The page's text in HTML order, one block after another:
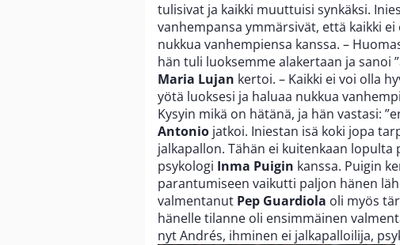
tulisivat ja kaikki muuttuisi synkäksi.
vanhempansa ymmärsivät, että kaikki
nukkua vanhempiensa kanssa. –
hän tuli luoksemme alakertaan ja sanoi
Maria Lujan kertoi. – Kaikki ei voi olla
yötä luoksesi ja haluaa nukkua
Kysyin mikä on hätänä, ja hän vastasi:
Antonio jatkoi. Iniestan isä koki jopa
jalkapallon. Tähän ei kuitenkaan
psykologi Inma Puigin kanssa. Puigin
parantumiseen vaikutti paljon hänen
valmentanut Pep Guardiola oli myös
hänelle tilanne oli ensimmäinen
nyt Andrés, ihminen ei jalkapalloilija,